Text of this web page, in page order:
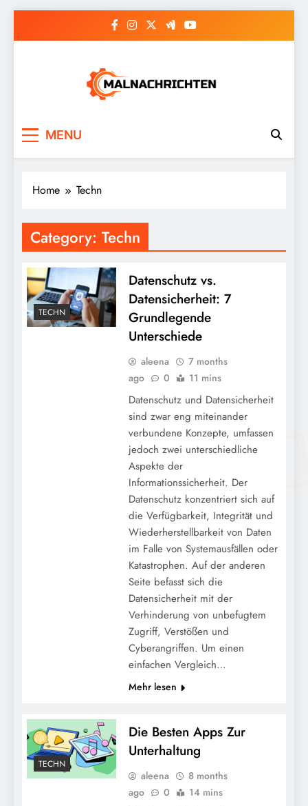
MENU
Home Techn
Category: Techn
TECHN
Datenschutz vs.
Datensicherheit: 7
Grundlegende
Unterschiede
aleena
7 months
ago
0 11 mins
Datenschutz und Datensicherheit
sind zwar eng miteinander
verbundene Konzepte, umfassen
jedoch zwei unterschiedliche
Aspekte der
Informationssicherheit. Der
Datenschutz konzentriert sich auf
die Verfügbarkeit, Integrität und
Wiederherstellbarkeit von Daten
im Falle von Systemausfällen oder
Katastrophen. Auf der anderen
Seite befasst sich die
Datensicherheit mit der
Verhinderung von unbefugtem
Zugriff, Verstößen und
Cyberangriffen. Um einen
einfachen Vergleich…
Mehr lesen
TECHN
Die Besten Apps Zur
Unterhaltung
aleena
8 months
ago
0 14 mins